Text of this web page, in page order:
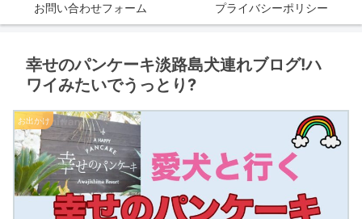
お問い合わせフォーム プライバシーポリシー
幸せのパンケーキ淡路島犬連れブログ!ハ
ワイみたいでうっとり?
お出かけ